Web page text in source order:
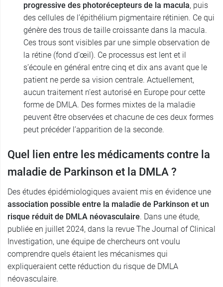
progressive des photorécepteurs de la macula, puis
des cellules de l’épithélium pigmentaire rétinien. Ce qui
génère des trous de taille croissante dans la macula.
Ces trous sont visibles par une simple observation de
la rétine (fond d’œil). Ce processus est lent et il
s’écoule en général entre cinq et dix ans avant que le
patient ne perde sa vision centrale. Actuellement,
aucun traitement n’est autorisé en Europe pour cette
forme de DMLA. Des formes mixtes de la maladie
peuvent être observées et chacune de ces deux formes
peut précéder l’apparition de la seconde.
Quel lien entre les médicaments contre la
maladie de Parkinson et la DMLA ?
Des études épidémiologiques avaient mis en évidence une
association possible entre la maladie de Parkinson et un
risque réduit de DMLA néovasculaire. Dans une étude,
publiée en juillet 2024, dans la revue The Journal of Clinical
Investigation, une équipe de chercheurs ont voulu
comprendre quels étaient les mécanismes qui
expliqueraient cette réduction du risque de DMLA
néovasculaire.